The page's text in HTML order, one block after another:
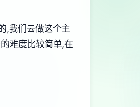
,我们去做这个主
难度比较简单,在